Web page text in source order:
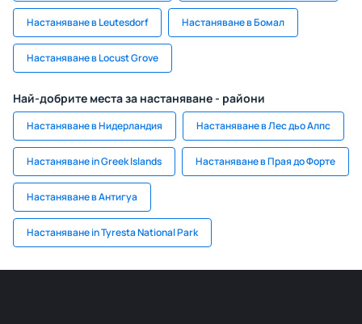
Настаняване в Leutesdorf Настаняване в Бомал
Настаняване в Locust Grove
Най-добрите места за настаняване - райони
Настаняване в Нидерландия Настаняване в Лес дьо Алпс
Настаняване in Greek Islands Настаняване в Прая до Форте
Настаняване в Антигуа
Настаняване in Tyresta National Park